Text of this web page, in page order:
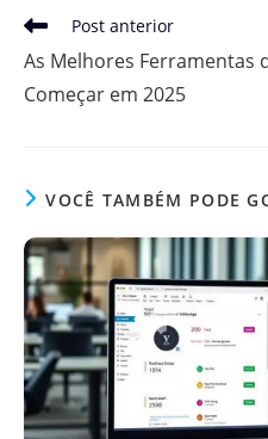
Leia
artigos
Post anterior
As Melhores Ferramentas
Começar em 2025
VOCÊ TAMBÉM PODE